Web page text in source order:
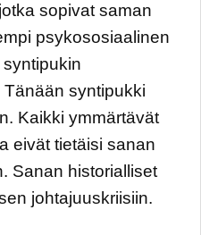
sopivat saman
psykososiaalinen
syntipukki
Kaikki ymmärtävät
eivät tietäisi sanan
Sanan historialliset
johtajuuskriisiin.